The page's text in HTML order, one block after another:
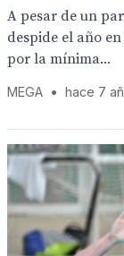
A pesar de un
despide el año
por la mínima...
MEGA • hace 7